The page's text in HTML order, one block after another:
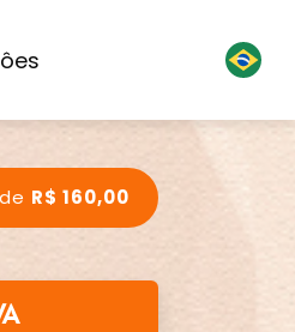
R$ 160,00